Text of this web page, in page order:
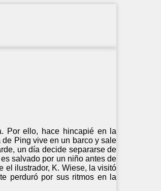
Por ello, hace hincapié en la
Ping vive en un barco y sale
un día decide separarse de
salvado por un niño antes de
el ilustrador, K. Wiese, la visitó
perduró por sus ritmos en la